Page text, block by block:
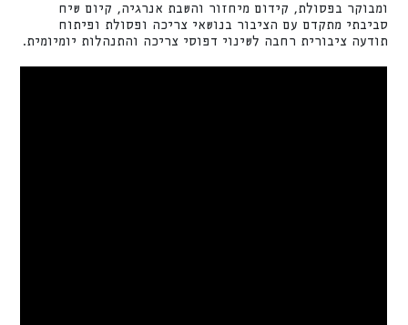
ומבוקר בפסולת, קידום מיחזור והשבת אנרגיה, קיום שיח
סביבתי מתקדם עם הציבור בנושאי צריכה ופסולת ופיתוח
תודעה ציבורית רחבה לשינוי דפוסי צריכה והתנהלות יומיומית.